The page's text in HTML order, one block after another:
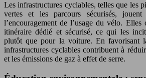
Les infrastructures cyclables, telles que les
vertes et les parcours sécurisés,
l’encouragement de l’usage du vélo.
itinéraire dédié et sécurisé, ce qui les
plutôt que pour la voiture. En favorisant
infrastructures cyclables contribuent à
et les émissions de gaz à effet de serre.